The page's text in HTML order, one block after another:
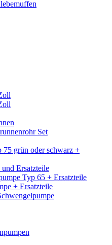
Set
75 grün oder schwarz +
Ersatzteile
Typ 65 + Ersatzteile
+ Ersatzteile